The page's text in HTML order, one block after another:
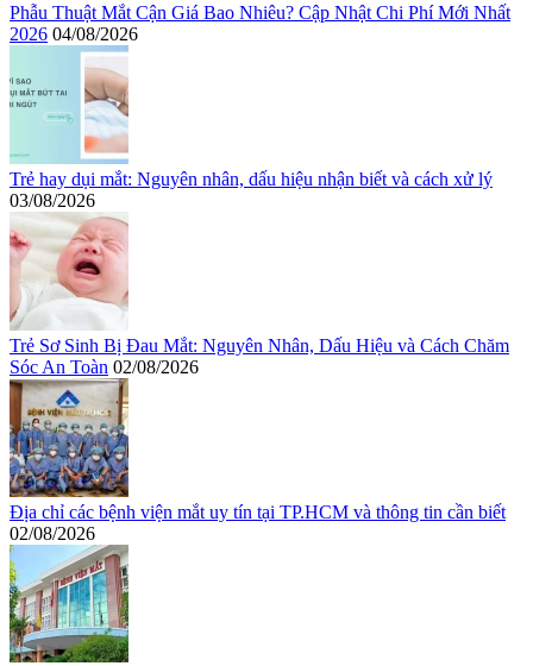
Phẫu Thuật Mắt Cận Giá Bao Nhiêu? Cập Nhật Chi Phí Mới Nhất
2026 04/08/2026
Trẻ hay dụi mắt: Nguyên nhân, dấu hiệu nhận biết và cách xử lý
03/08/2026
Trẻ Sơ Sinh Bị Đau Mắt: Nguyên Nhân, Dấu Hiệu và Cách Chăm
Sóc An Toàn 02/08/2026
Địa chỉ các bệnh viện mắt uy tín tại TP.HCM và thông tin cần biết
02/08/2026